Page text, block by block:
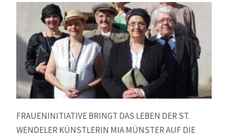
FRAUENINITIATIVE BRINGT DAS LEBEN DER ST.
WENDELER KÜNSTLERIN MIA MÜNSTER AUF DIE